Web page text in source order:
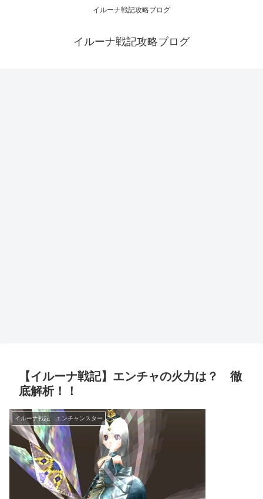
イルーナ戦記攻略ブログ
イルーナ戦記攻略ブログ
【イルーナ戦記】エンチャの火力は？ 徹
底解析！！
イルーナ戦記 エンチャンスター